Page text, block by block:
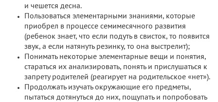
и чешется десна.
Пользоваться элементарными знаниями, которые
приобрел в процессе семимесячного развития
(ребенок знает, что если подуть в свисток, то появится
звук, а если натянуть резинку, то она выстрелит);
Понимать некоторые элементарные вещи и понятия,
стараться их анализировать, понять и прислушаться к
запрету родителей (реагирует на родительское «нет»).
Продолжать изучать окружающие его предметы,
пытаться дотянуться до них, пощупать и попробовать